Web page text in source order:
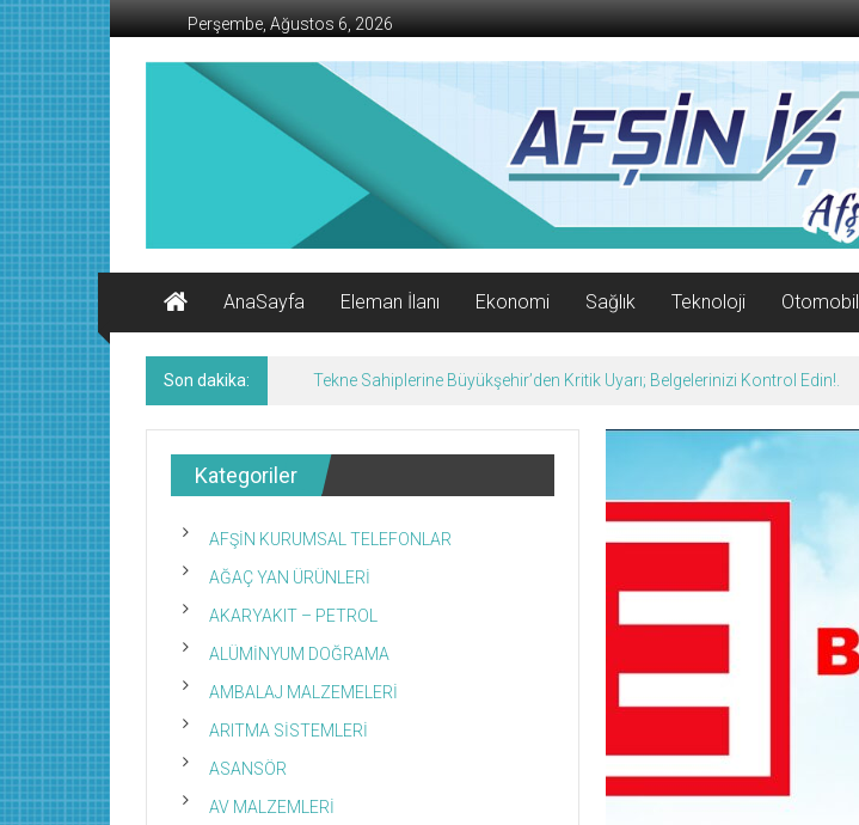
İçeriğe
geç
Perşembe, Ağustos 6, 2026
AFŞİN
Ekonomi
Kanalı
AnaSayfa
Eleman İlanı Ekonomi Sağlık Teknoloji Otomobil
Son dakika: Tekne Sahiplerine Büyükşehir’den Kritik Uyarı; Belgelerinizi Kontrol Edin!.
Kategoriler
AFŞİN KURUMSAL TELEFONLAR
AĞAÇ YAN ÜRÜNLERİ
AKARYAKIT – PETROL
ALÜMİNYUM DOĞRAMA
AMBALAJ MALZEMELERİ
ARITMA SİSTEMLERİ
ASANSÖR
AV MALZEMLERİ